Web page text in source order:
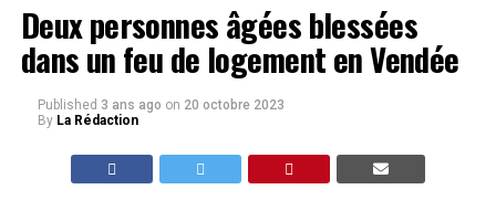
Deux personnes âgées blessées
dans un feu de logement en Vendée
Published 3 ans ago on 20 octobre 2023
By La Rédaction